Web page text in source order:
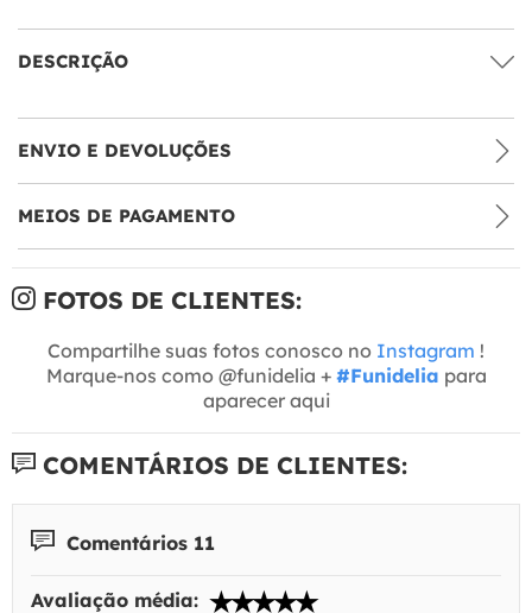
DESCRIÇÃO
ENVIO E DEVOLUÇÕES
MEIOS DE PAGAMENTO
FOTOS DE CLIENTES:
Compartilhe suas fotos conosco no Instagram !
Marque-nos como @funidelia + #Funidelia para
aparecer aqui
COMENTÁRIOS DE CLIENTES:
Comentários 11
Avaliação média: